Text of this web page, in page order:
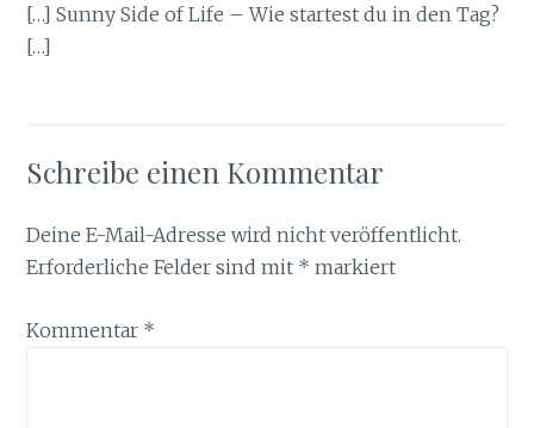
[…] Sunny Side of Life – Wie startest du in den Tag?
[…]
Schreibe einen Kommentar
Deine E-Mail-Adresse wird nicht veröffentlicht.
Erforderliche Felder sind mit * markiert
Kommentar *